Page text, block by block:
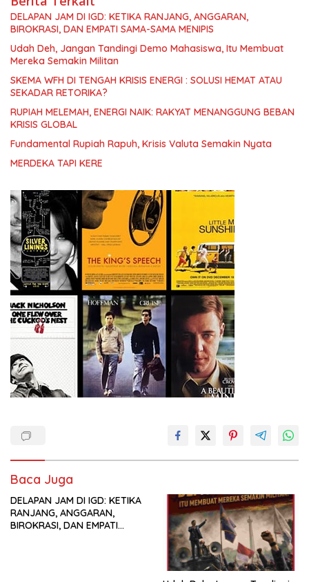
DELAPAN JAM DI IGD: KETIKA RANJANG, ANGGARAN,
BIROKRASI, DAN EMPATI SAMA-SAMA MENIPIS
Udah Deh, Jangan Tandingi Demo Mahasiswa, Itu Membuat
Mereka Semakin Militan
SKEMA WFH DI TENGAH KRISIS ENERGI : SOLUSI HEMAT ATAU
SEKADAR RETORIKA?
RUPIAH MELEMAH, ENERGI NAIK: RAKYAT MENANGGUNG BEBAN
KRISIS GLOBAL
Fundamental Rupiah Rapuh, Krisis Valuta Semakin Nyata
MERDEKA TAPI KERE
Baca Juga
DELAPAN JAM DI IGD: KETIKA
RANJANG, ANGGARAN,
BIROKRASI, DAN EMPATI